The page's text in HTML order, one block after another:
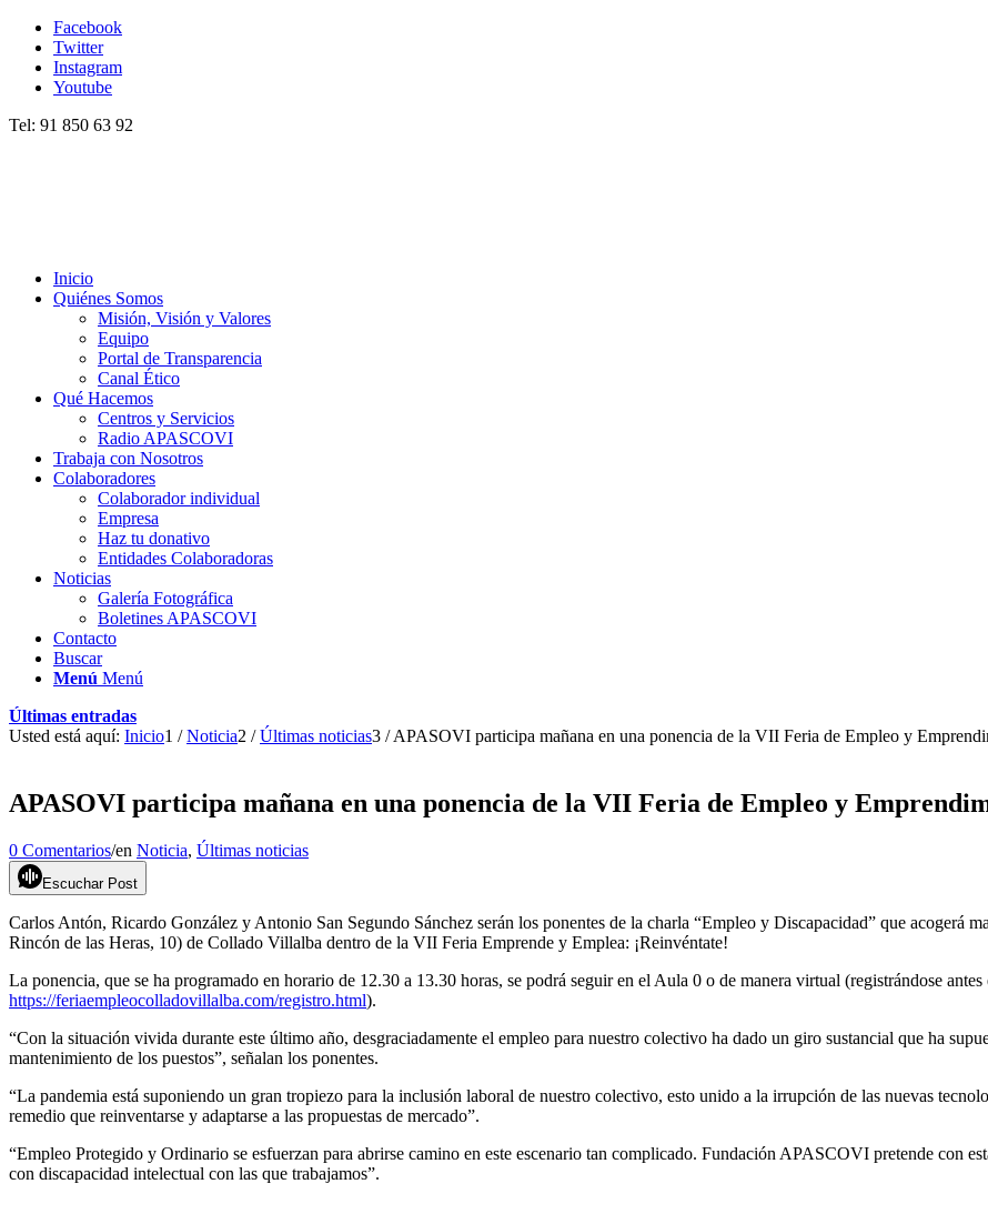
Facebook
Twitter
Instagram
Youtube
Tel: 91 850 63 92
Inicio
Quiénes Somos
Misión, Visión y Valores
Equipo
Portal de Transparencia
Canal Ético
Qué Hacemos
Centros y Servicios
Radio APASCOVI
Trabaja con Nosotros
Colaboradores
Colaborador individual
Empresa
Haz tu donativo
Entidades Colaboradoras
Noticias
Galería Fotográfica
Boletines APASCOVI
Contacto
Buscar
Menú Menú
Últimas entradas
Usted está aquí: Inicio1 / Noticia2 / Últimas noticias3 / APASOVI participa mañana en una ponencia de la VII Feria de Empleo y
APASOVI participa mañana en una ponencia de la VII Feria de Empleo y
0 Comentarios/en Noticia, Últimas noticias
Escuchar Post
Carlos Antón, Ricardo González y Antonio San Segundo Sánchez serán los ponentes de la charla “Empleo y Discapacidad” que acogerá
Rincón de las Heras, 10) de Collado Villalba dentro de la VII Feria Emprende y Emplea: ¡Reinvéntate!
La ponencia, que se ha programado en horario de 12.30 a 13.30 horas, se podrá seguir en el Aula 0 o de manera virtual (registrándose antes
https://feriaempleocolladovillalba.com/registro.html).
“Con la situación vivida durante este último año, desgraciadamente el empleo para nuestro colectivo ha dado un giro sustancial que ha
mantenimiento de los puestos”, señalan los ponentes.
“La pandemia está suponiendo un gran tropiezo para la inclusión laboral de nuestro colectivo, esto unido a la irrupción de las nuevas
remedio que reinventarse y adaptarse a las propuestas de mercado”.
“Empleo Protegido y Ordinario se esfuerzan para abrirse camino en este escenario tan complicado. Fundación APASCOVI pretende con
con discapacidad intelectual con las que trabajamos”.